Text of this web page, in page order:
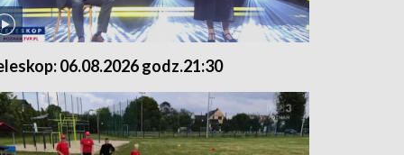
06.08.2026 godz.21:30